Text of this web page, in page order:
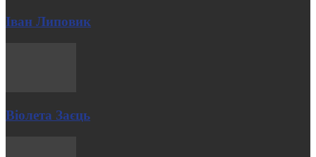
Іван Липовик
Віолета Заєць